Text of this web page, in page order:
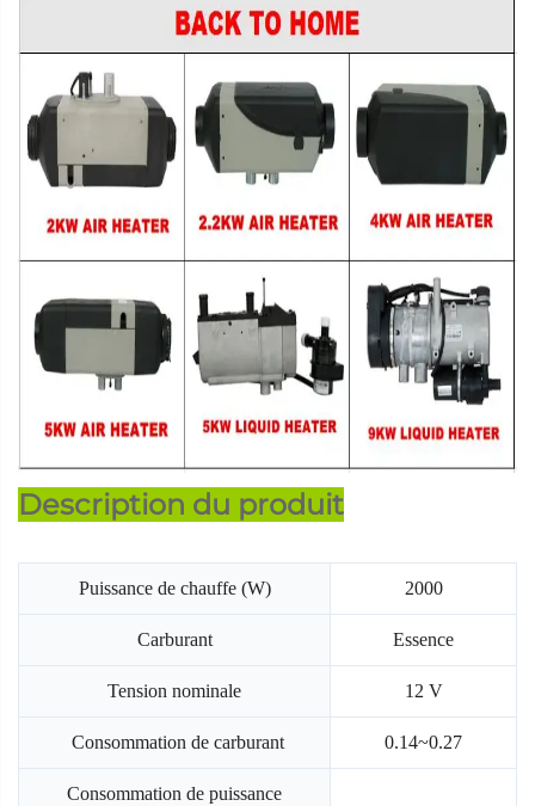
Description du produit
Puissance de chauffe (W) 2000
Carburant Essence
Tension nominale 12 V
Consommation de carburant 0.14~0.27
Consommation de puissance